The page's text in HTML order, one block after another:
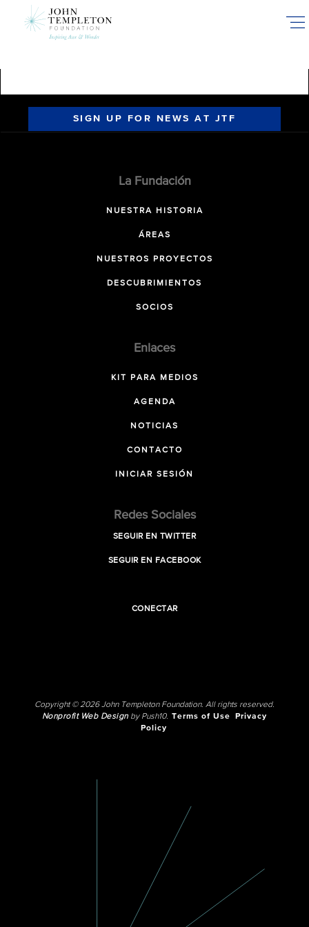
SIGN UP FOR NEWS AT JTF
La Fundación
NUESTRA HISTORIA
ÁREAS
NUESTROS PROYECTOS
DESCUBRIMIENTOS
SOCIOS
Enlaces
KIT PARA MEDIOS
AGENDA
NOTICIAS
CONTACTO
INICIAR SESIÓN
Redes Sociales
SEGUIR EN TWITTER
SEGUIR EN FACEBOOK
CONECTAR
Copyright © 2026 John Templeton Foundation. All rights reserved.
Nonprofit Web Designby Push10. Terms of Use
Privacy
Policy